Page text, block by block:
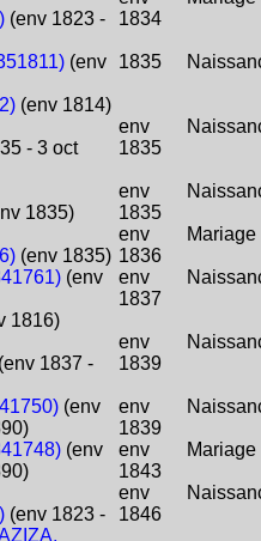
(env 1823 -
1834
(env
(env 1814)
1835
- 3 oct
env
1835
1835)
env
1835
(env 1835)
env
1836
Mariage
(env
1816)
env
1837
(env 1837 -
env
1839
(env
env
1839
(env
env
1843
Mariage
(env 1823 -
env
1846